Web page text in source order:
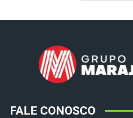
FALE CONOSCO